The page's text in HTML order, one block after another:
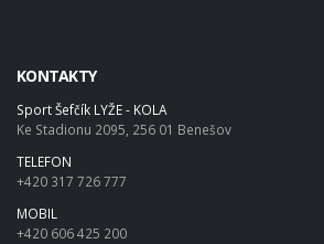
KONTAKTY
Sport Šefčík LYŽE - KOLA
Ke Stadionu 2095, 256 01 Benešov
TELEFON
+420 317 726 777
MOBIL
+420 606 425 200